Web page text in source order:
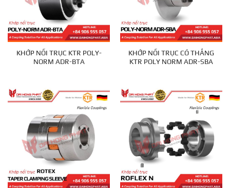
KHỚP NỐI TRỤC KTR POLY-
NORM ADR-BTA
KHỚP NỐI TRỤC CÓ THẮNG
KTR POLY NORM ADR-SBA